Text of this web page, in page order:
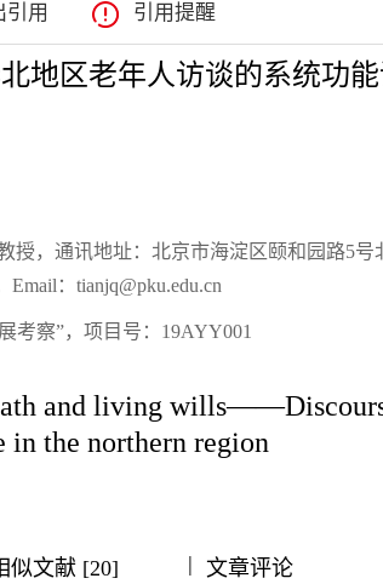
引用 引用提醒
地区老年人访谈的系统功
授，通讯地址：北京市海淀区颐和园路5号
：tianjq@pku.edu.cn
考察”，项目号：19AYY001
and living
the northern region
似文献 [20] ||| 文章评论